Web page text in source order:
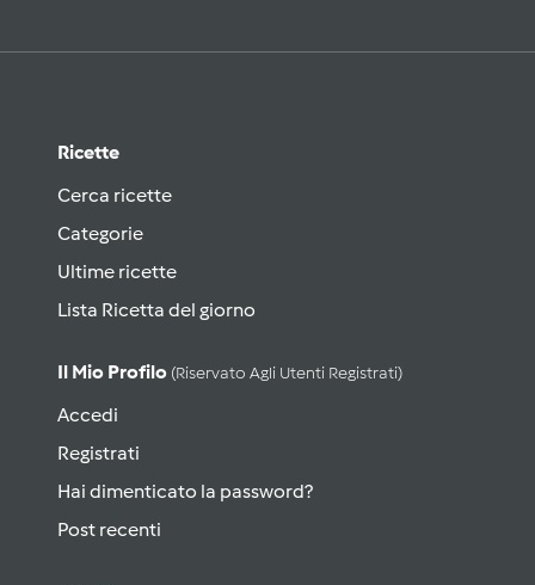
Ricette
Cerca ricette
Categorie
Ultime ricette
Lista Ricetta del giorno
Il Mio Profilo (riservato Agli Utenti Registrati)
Accedi
Registrati
Hai dimenticato la password?
Post recenti